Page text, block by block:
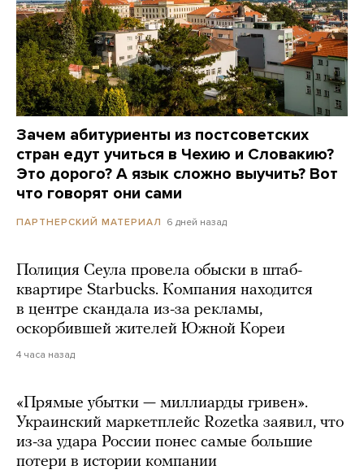
Зачем абитуриенты из постсоветских
стран едут учиться в Чехию и Словакию?
Это дорого? А язык сложно выучить? Вот
что говорят они сами
ПАРТНЕРСКИЙ МАТЕРИАЛ 6 дней назад
Полиция Сеула провела обыски в штаб-
квартире Starbucks. Компания находится
в центре скандала из-за рекламы,
оскорбившей жителей Южной Кореи
4 часа назад
«Прямые убытки — миллиарды гривен».
Украинский маркетплейс Rozetka заявил, что
из-за удара России понес самые большие
потери в истории компании